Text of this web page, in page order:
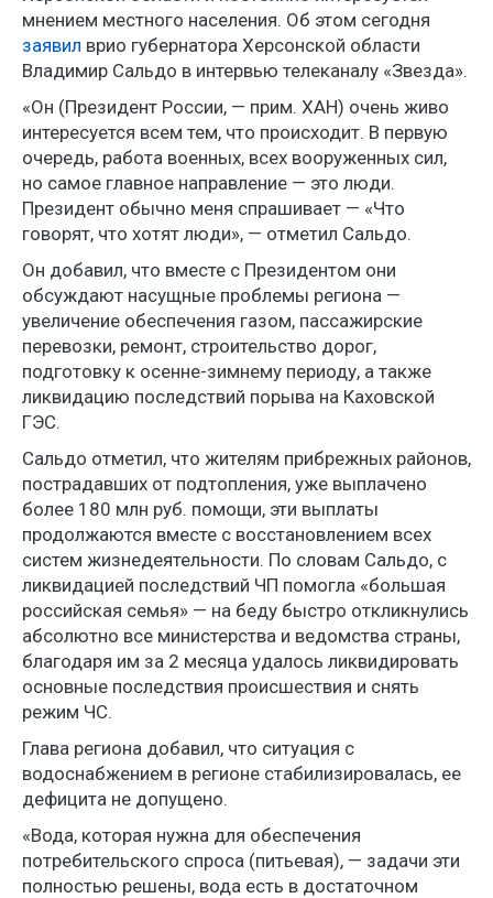
мнением местного населения. Об этом сегодня
заявил врио губернатора Херсонской области
Владимир Сальдо в интервью телеканалу «Звезда».
«Он (Президент России, — прим. ХАН) очень живо
интересуется всем тем, что происходит. В первую
очередь, работа военных, всех вооруженных сил,
но самое главное направление — это люди.
Президент обычно меня спрашивает — «Что
говорят, что хотят люди», — отметил Сальдо.
Он добавил, что вместе с Президентом они
обсуждают насущные проблемы региона —
увеличение обеспечения газом, пассажирские
перевозки, ремонт, строительство дорог,
подготовку к осенне-зимнему периоду, а также
ликвидацию последствий порыва на Каховской
ГЭС.
Сальдо отметил, что жителям прибрежных районов,
пострадавших от подтопления, уже выплачено
более 180 млн руб. помощи, эти выплаты
продолжаются вместе с восстановлением всех
систем жизнедеятельности. По словам Сальдо, с
ликвидацией последствий ЧП помогла «большая
российская семья» — на беду быстро откликнулись
абсолютно все министерства и ведомства страны,
благодаря им за 2 месяца удалось ликвидировать
основные последствия происшествия и снять
режим ЧС.
Глава региона добавил, что ситуация с
водоснабжением в регионе стабилизировалась, ее
дефицита не допущено.
«Вода, которая нужна для обеспечения
потребительского спроса (питьевая), — задачи эти
полностью решены, вода есть в достаточном